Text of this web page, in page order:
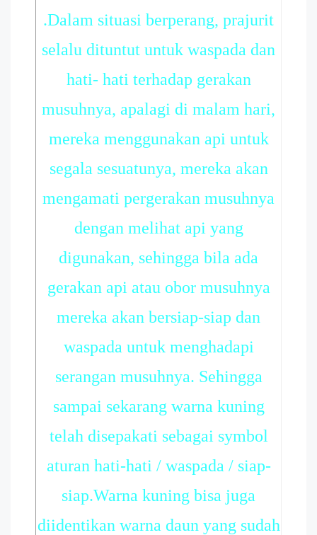
.Dalam situasi berperang, prajurit
selalu dituntut untuk waspada dan
hati- hati terhadap gerakan
musuhnya, apalagi di malam hari,
mereka menggunakan api untuk
segala sesuatunya, mereka akan
mengamati pergerakan musuhnya
dengan melihat api yang
digunakan, sehingga bila ada
gerakan api atau obor musuhnya
mereka akan bersiap-siap dan
waspada untuk menghadapi
serangan musuhnya. Sehingga
sampai sekarang warna kuning
telah disepakati sebagai symbol
aturan hati-hati / waspada / siap-
siap.Warna kuning bisa juga
diidentikan warna daun yang sudah